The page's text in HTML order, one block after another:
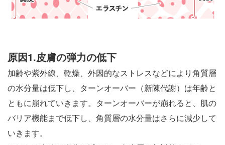
原因1.皮膚の弾力の低下
加齢や紫外線、乾燥、外因的なストレスなどにより角質層
の水分量は低下し、ターンオーバー（新陳代謝）は年齢と
ともに崩れていきます。ターンオーバーが崩れると、肌の
バリア機能まで低下し、角質層の水分量はさらに減少して
いきます。